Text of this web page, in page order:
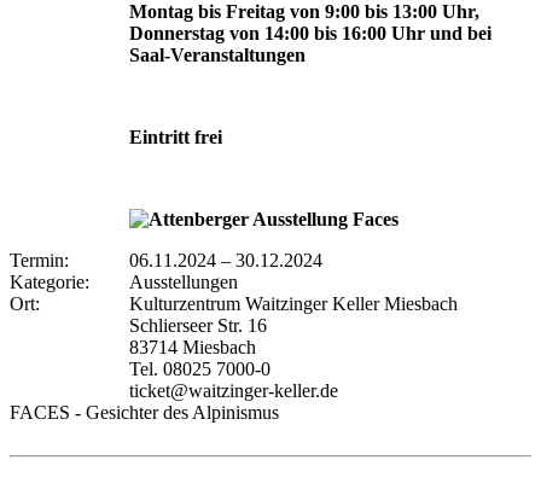
Montag bis Freitag von 9:00 bis 13:00 Uhr,
Donnerstag von 14:00 bis 16:00 Uhr und bei
Saal-Veranstaltungen
Eintritt frei
Termin: 06.11.2024 – 30.12.2024
Kategorie:
Ausstellungen
Ort:
Kulturzentrum Waitzinger Keller Miesbach
Schlierseer Str. 16
83714 Miesbach
Tel. 08025 7000-0
ticket@waitzinger-keller.de
FACES - Gesichter des Alpinismus